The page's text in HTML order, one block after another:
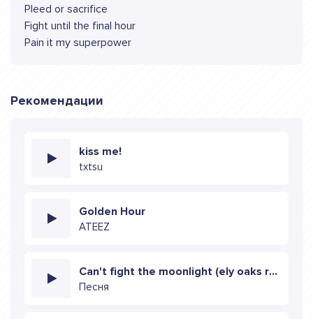
Pleed or sacrifice
Fight until the final hour
Pain it my superpower
Рекомендации
kiss me!
txtsu
Golden Hour
ATEEZ
Can't fight the moonlight (ely oaks remix)
Песня